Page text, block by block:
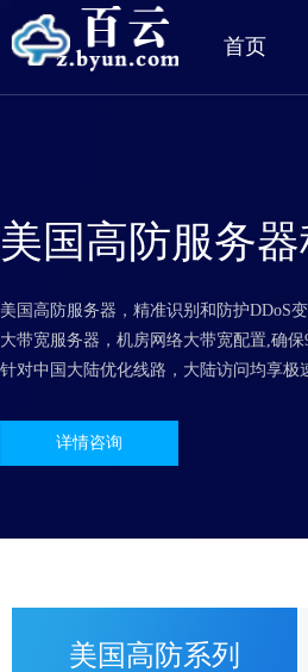
首页
美国高防服务器
美国高防服务器，精准识别和防护DDoS
大带宽服务器，机房网络大带宽配置,确保
针对中国大陆优化线路，大陆访问均享极
详情咨询
美国高防系列